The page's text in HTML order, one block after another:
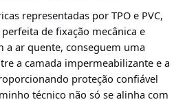
representadas por TPO e PVC,
de fixação mecânica e
a ar quente, conseguem uma
a camada impermeabilizante e a
proteção confiável
técnico não só se alinha com